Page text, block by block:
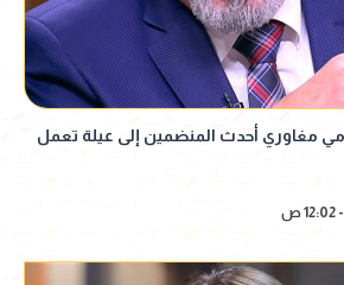
مغاوري أحدث المنضمين إلى عيلة تعمل